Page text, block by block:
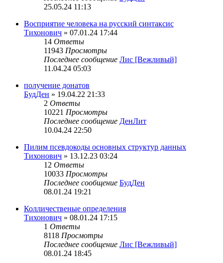
25.05.24 11:13
Восприятие человека на русский синтаксис
Тихонович » 07.01.24 17:44
14 Ответы
11943 Просмотры
Последнее сообщение Лис [Вежливый]
11.04.24 05:03
получение донатов
БудДен » 19.04.22 21:33
2 Ответы
10221 Просмотры
Последнее сообщение ДенЛит
10.04.24 22:50
Пилим псевдокоды основных структур данных
Тихонович » 13.12.23 03:24
12 Ответы
10033 Просмотры
Последнее сообщение БудДен
08.01.24 19:21
Колличественые определения
Тихонович » 08.01.24 17:15
1 Ответы
8118 Просмотры
Последнее сообщение Лис [Вежливый]
08.01.24 18:45